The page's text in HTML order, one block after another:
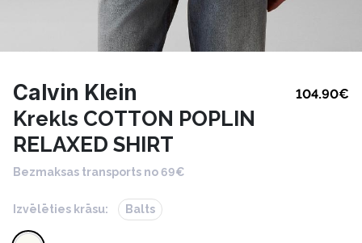
Calvin Klein 104.90€
Krekls COTTON POPLIN
RELAXED SHIRT
Bezmaksas transports no 69€
Izvēlēties krāsu: Balts